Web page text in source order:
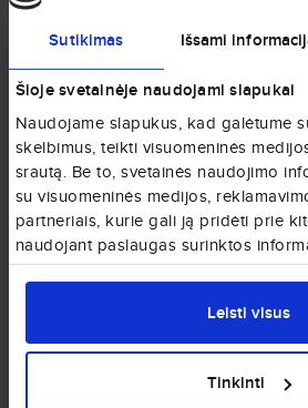
Sutikimas Išsami
Šioje svetainėje naudojami slapukai
Naudojame slapukus, kad galėtume
skelbimus, teikti visuomeninės
srautą. Be to, svetainės naudojimo
su visuomeninės medijos,
partneriais, kurie gali ją pridėti prie
naudojant paslaugas surinktos
Leisti visus
Tinkinti
Berlynas
Vokietija